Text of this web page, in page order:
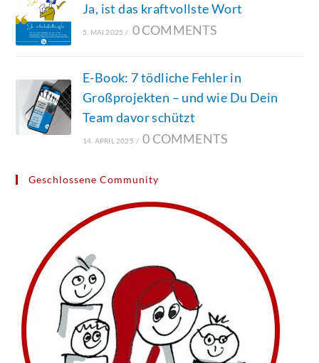
Ja, ist das kraftvollste Wort
5. MAI 2025 / 0 COMMENTS
E-Book: 7 tödliche Fehler in
Großprojekten – und wie Du Dein
Team davor schützt
14. APRIL 2025 / 0 COMMENTS
Geschlossene Community